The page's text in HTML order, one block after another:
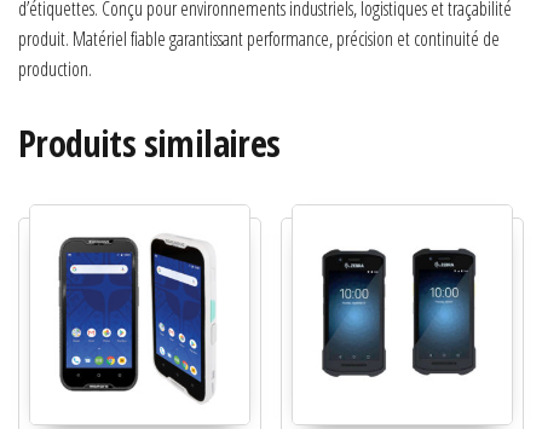
d’étiquettes. Conçu pour environnements industriels, logistiques et traçabilité
produit. Matériel fiable garantissant performance, précision et continuité de
production.
Produits similaires